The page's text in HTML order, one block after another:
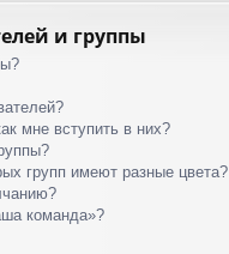
и группы
мне вступить в них?
групп имеют разные цвета?
команда»?